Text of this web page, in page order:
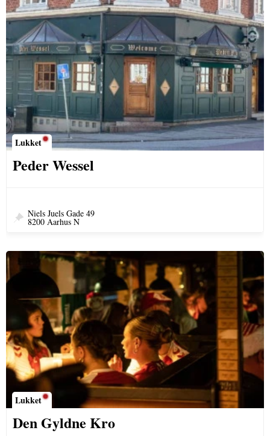
Lukket
Peder Wessel
Niels Juels Gade 49
8200 Aarhus N
Lukket
Den Gyldne Kro